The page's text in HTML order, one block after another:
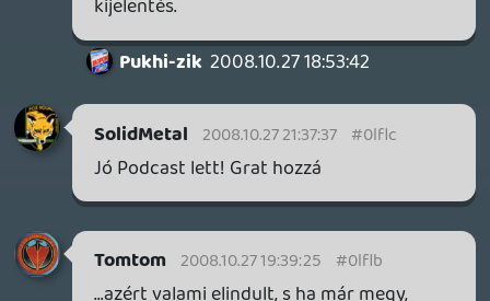
Én nem így gondolom. Lehet, hogy %-os
arányban kisebb, de főben kifejezve nem
olyan kevés az.
Éppen ezért gondolkodik pl. Nagy
kötelezné az internetszolgáltatókat azon
felhasználók kiadására, akik pl. torrent
oldalakat látogatnak. Azért e szerint nem
lehet olyan kicsi az a warez.
És, mint írtam, ez nálnuk nem mérhető.
Max. egy közvéleménykutatás alapján,
aminek meg semmi értelme.